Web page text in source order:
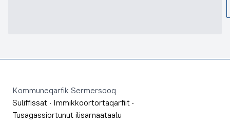
Kommuneqarfik Sermersooq
Suliffissat · Immikkoortortaqarfiit ·
Tusagassiortunut ilisarnaataalu